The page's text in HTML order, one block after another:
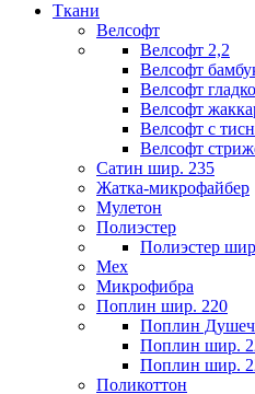
Ткани
Велсофт
Велсофт 2,2
Велсофт
Велсофт
Велсофт
Велсофт с
Велсофт
Сатин шир. 235
Жатка-микрофайбер
Мулетон
Полиэстер
Полиэстер
Мех
Микрофибра
Поплин шир. 220
Поплин
Поплин шир.
Поплин шир.
Поликоттон